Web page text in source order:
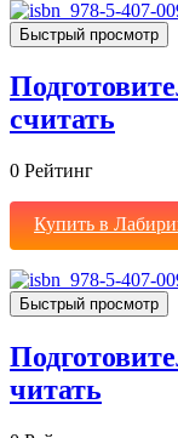
Быстрый просмотр
считать
0 Рейтинг
Купить в
Быстрый просмотр
читать